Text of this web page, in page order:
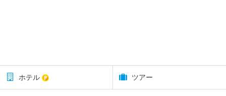
ホテル ツアー